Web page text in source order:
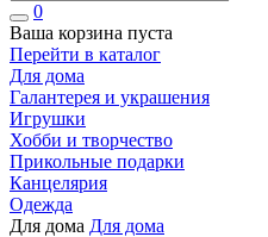
0
Ваша корзина пуста
Перейти в каталог
Для дома
Галантерея и украшения
Игрушки
Хобби и творчество
Прикольные подарки
Канцелярия
Одежда
Для дома Для дома